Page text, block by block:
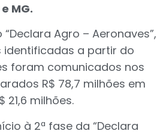
e MG.
Agro – Aeronaves”,
identificadas a partir do
foram comunicados nos
R$ 78,7 milhões em
21,6 milhões.
à 2ª fase da “Declara